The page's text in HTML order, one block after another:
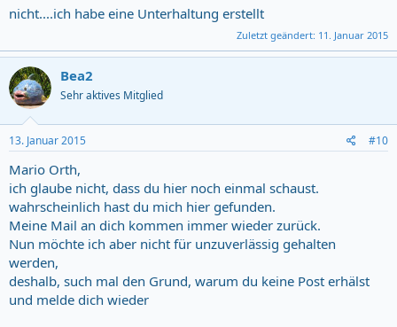
nicht....ich habe eine Unterhaltung erstellt
Zuletzt geändert: 11. Januar 2015
Bea2
Sehr aktives Mitglied
13. Januar 2015 #10
Mario Orth,
ich glaube nicht, dass du hier noch einmal schaust.
wahrscheinlich hast du mich hier gefunden.
Meine Mail an dich kommen immer wieder zurück.
Nun möchte ich aber nicht für unzuverlässig gehalten
werden,
deshalb, such mal den Grund, warum du keine Post erhälst
und melde dich wieder